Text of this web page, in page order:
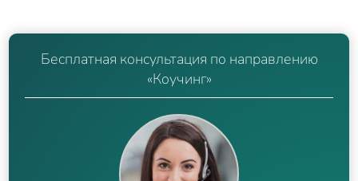
Бесплатная консультация по направлению
«Коучинг»